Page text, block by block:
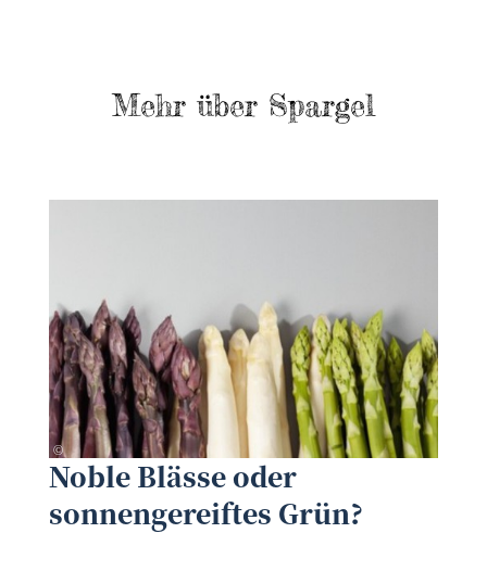
Mehr über Spargel
©tunedin - fotolia.com
Noble Blässe oder
sonnengereiftes Grün?